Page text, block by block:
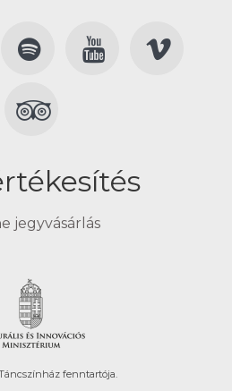
jegyvásárlás
fenntartója.